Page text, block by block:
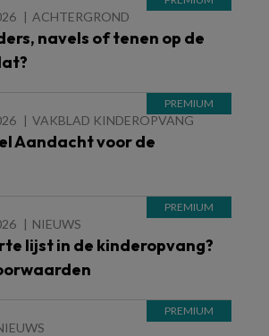
ACHTERGROND
navels of tenen op de
VAKBLAD KINDEROPVANG
Aandacht voor de
NIEUWS
lijst in de kinderopvang?